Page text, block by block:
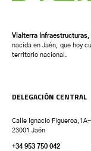
Vialterra Infraestructuras,
nacida en Jaén, que hoy
territorio nacional.
DELEGACIÓN CENTRAL
Calle Ignacio Figueroa,1A-
23001 Jaén
+34 953 750 042